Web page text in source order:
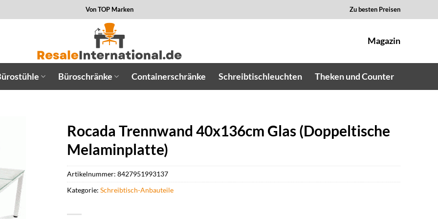
Von TOP Marken Zu besten Preisen
Magazin
Büroschränke Containerschränke Schreibtischleuchten Theken und Counter
Rocada Trennwand 40x136cm Glas (Doppeltische
Melaminplatte)
Artikelnummer:8427951993137
Kategorie:Schreibtisch-Anbauteile